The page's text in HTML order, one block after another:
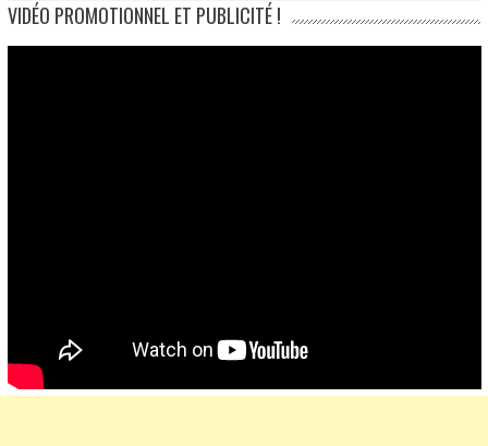
VIDÉO PROMOTIONNEL ET PUBLICITÉ !